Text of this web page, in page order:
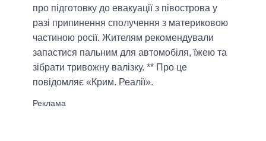
про підготовку до евакуації з півострова у
разі припинення сполучення з материковою
частиною росії. Жителям рекомендували
запастися пальним для автомобіля, їжею та
зібрати тривожну валізку. ** Про це
повідомляє «Крим. Реалії».